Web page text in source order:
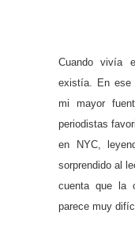
Cuando vivía
existía. En ese
mi mayor
periodistas
en NYC,
sorprendido al
cuenta que la
parece muy